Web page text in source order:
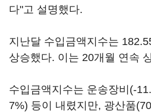
다"고 설명했다.
지난달 수입금액지수는
상승했다. 이는 20개월 연속
수입금액지수는 운송장비(-
7%) 등이 내렸지만, 광산품